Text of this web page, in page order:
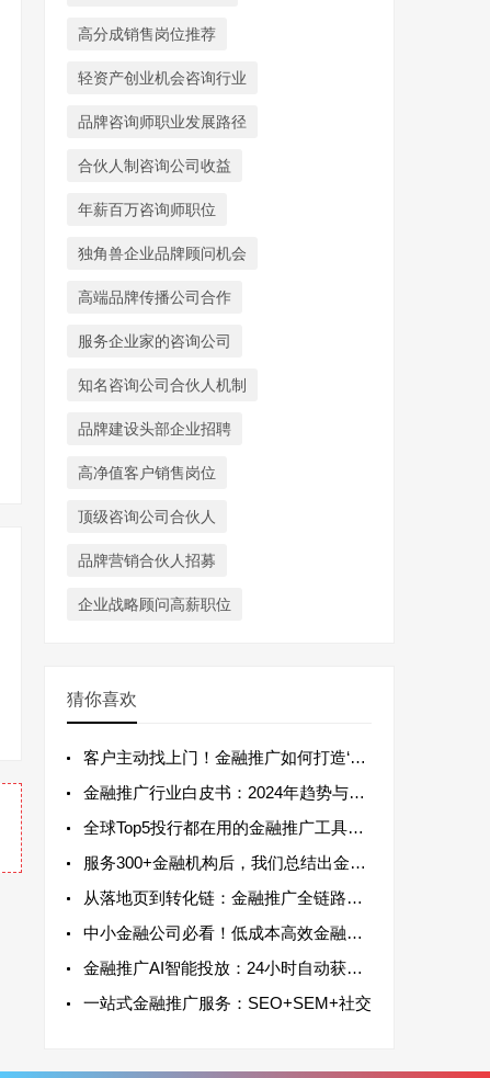
高分成销售岗位推荐
轻资产创业机会咨询行业
品牌咨询师职业发展路径
合伙人制咨询公司收益
年薪百万咨询师职位
独角兽企业品牌顾问机会
高端品牌传播公司合作
服务企业家的咨询公司
知名咨询公司合伙人机制
品牌建设头部企业招聘
高净值客户销售岗位
顶级咨询公司合伙人
品牌营销合伙人招募
企业战略顾问高薪职位
猜你喜欢
客户主动找上门！金融推广如何打造‘被动引
金融推广行业白皮书：2024年趋势与实战
全球Top5投行都在用的金融推广工具，今
服务300+金融机构后，我们总结出金融推
从落地页到转化链：金融推广全链路优化方案
中小金融公司必看！低成本高效金融推广实战
金融推广AI智能投放：24小时自动获取高
一站式金融推广服务：SEO+SEM+社交